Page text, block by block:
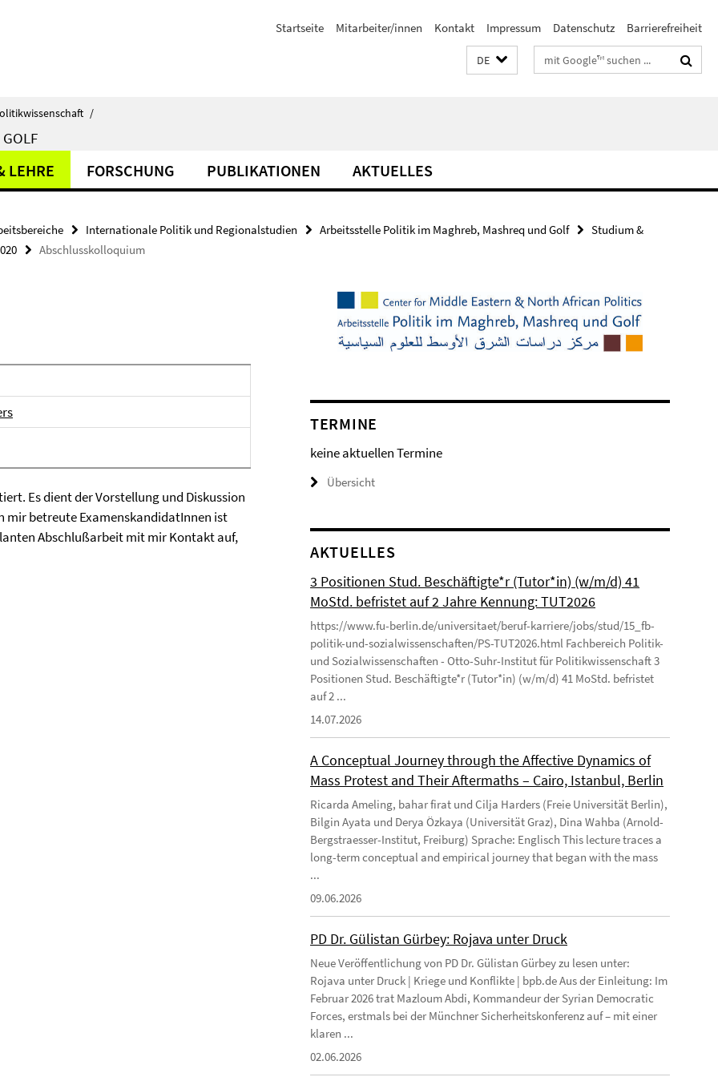
Startseite Mitarbeiter/innen Kontakt Impressum Datenschutz Barrierefreiheit
DE Suchbegriffe
/
LEHRE FORSCHUNG PUBLIKATIONEN AKTUELLES
Internationale Politik und Regionalstudien Arbeitsstelle Politik im Maghreb, Mashreq und Golf
Studium &
Abschlusskolloquium
Es dient der Vorstellung und Diskussion
mir betreute ExamenskandidatInnen ist
Abschlußarbeit mit mir Kontakt auf,
TERMINE
keine aktuellen Termine
Übersicht
AKTUELLES
3 Positionen Stud. Beschäftigte*r (Tutor*in) (w/m/d) 41
MoStd. befristet auf 2 Jahre Kennung: TUT2026
https://www.fu-berlin.de/universitaet/beruf-karriere/jobs/stud/15_fb-
politik-und-sozialwissenschaften/PS-TUT2026.html Fachbereich Politik-
und Sozialwissenschaften - Otto-Suhr-Institut für Politikwissenschaft 3
Positionen Stud. Beschäftigte*r (Tutor*in) (w/m/d) 41 MoStd. befristet
auf 2 ...
14.07.2026
A Conceptual Journey through the Affective Dynamics of
Mass Protest and Their Aftermaths – Cairo, Istanbul, Berlin
Ricarda Ameling, bahar firat und Cilja Harders (Freie Universität Berlin),
Bilgin Ayata und Derya Özkaya (Universität Graz), Dina Wahba (Arnold-
Bergstraesser-Institut, Freiburg) Sprache: Englisch This lecture traces a
long-term conceptual and empirical journey that began with the mass
...
09.06.2026
PD Dr. Gülistan Gürbey: Rojava unter Druck
Neue Veröffentlichung von PD Dr. Gülistan Gürbey zu lesen unter:
Rojava unter Druck | Kriege und Konflikte | bpb.de Aus der Einleitung: Im
Februar 2026 trat Mazloum Abdi, Kommandeur der Syrian Democratic
Forces, erstmals bei der Münchner Sicherheitskonferenz auf – mit einer
klaren ...
02.06.2026